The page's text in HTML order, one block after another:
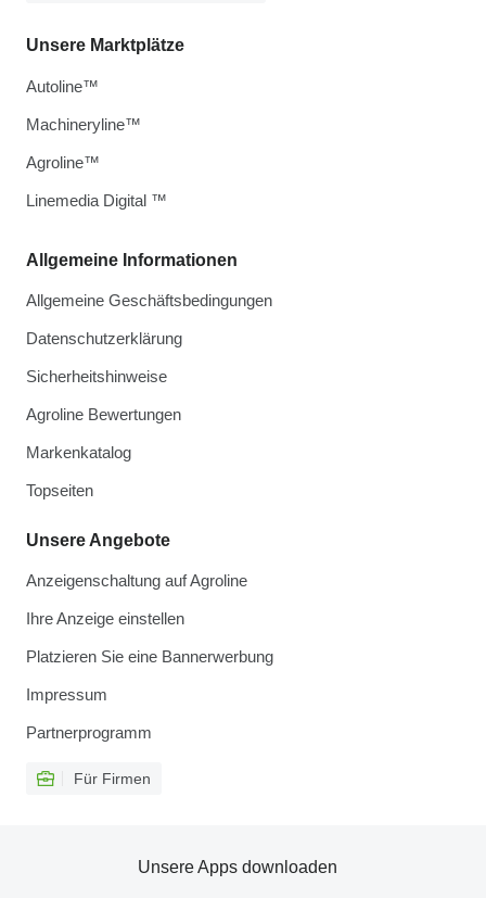
Allgemeine Informationen
Allgemeine Geschäftsbedingungen
Datenschutzerklärung
Sicherheitshinweise
Agroline Bewertungen
Markenkatalog
Topseiten
Unsere Angebote
Anzeigenschaltung auf Agroline
Ihre Anzeige einstellen
Platzieren Sie eine Bannerwerbung
Impressum
Partnerprogramm
Für Firmen
Unsere Marktplätze
Autoline™
Machineryline™
Agroline™
Linemedia Digital ™
Unsere Apps downloaden